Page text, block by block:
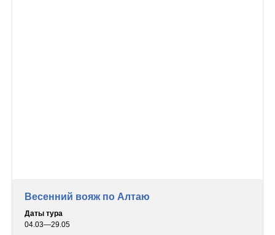
Весенний вояж по Алтаю
Даты тура
04.03—29.05